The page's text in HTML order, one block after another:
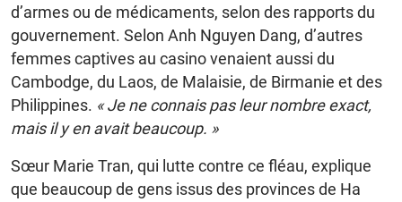
d’armes ou de médicaments, selon des rapports du
gouvernement. Selon Anh Nguyen Dang, d’autres
femmes captives au casino venaient aussi du
Cambodge, du Laos, de Malaisie, de Birmanie et des
Philippines. « Je ne connais pas leur nombre exact,
mais il y en avait beaucoup. »
Sœur Marie Tran, qui lutte contre ce fléau, explique
que beaucoup de gens issus des provinces de Ha